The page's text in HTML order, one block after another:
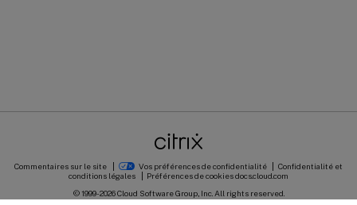
Commentaires sur le site Vos préférences de confidentialité
Confidentialité et
conditions légales
Préférences de cookiesdocs.cloud.com
© 1999-2026Cloud Software Group, Inc. All rights reserved.